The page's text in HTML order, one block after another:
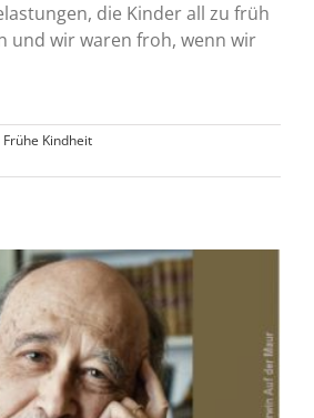
die Kinder all zu früh
und wir waren froh, wenn wir
Frühe Kindheit